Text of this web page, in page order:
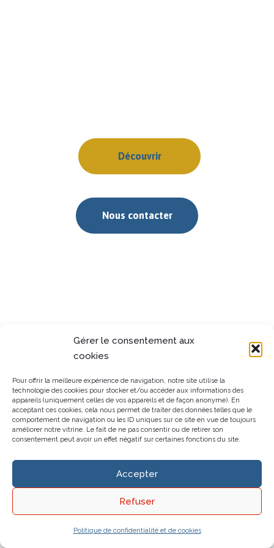
Gérer le consentement aux
cookies
Pour offrir la meilleure expérience de navigation, notre site utilise la
technologie des cookies pour stocker et/ou accéder aux informations des
appareils (uniquement celles de vos appareils et de façon anonyme). En
acceptant ces cookies, cela nous permet de traiter des données telles que le
comportement de navigation ou les ID uniques sur ce site en vue de toujours
améliorer notre vitrine. Le fait de ne pas consentir ou de retirer son
consentement peut avoir un effet négatif sur certaines fonctions du site.
Accepter
Refuser
Politique de confidentialité et de cookies
Découvrir
Nous contacter